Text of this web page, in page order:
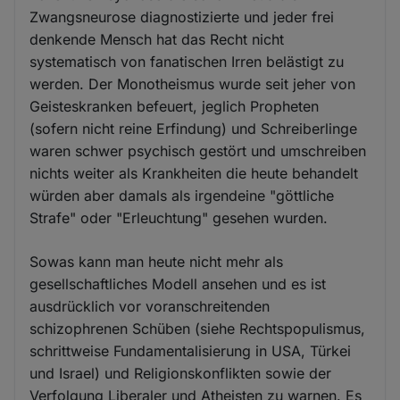
Zwangsneurose diagnostizierte und jeder frei
denkende Mensch hat das Recht nicht
systematisch von fanatischen Irren belästigt zu
werden. Der Monotheismus wurde seit jeher von
Geisteskranken befeuert, jeglich Propheten
(sofern nicht reine Erfindung) und Schreiberlinge
waren schwer psychisch gestört und umschreiben
nichts weiter als Krankheiten die heute behandelt
würden aber damals als irgendeine "göttliche
Strafe" oder "Erleuchtung" gesehen wurden.
Sowas kann man heute nicht mehr als
gesellschaftliches Modell ansehen und es ist
ausdrücklich vor voranschreitenden
schizophrenen Schüben (siehe Rechtspopulismus,
schrittweise Fundamentalisierung in USA, Türkei
und Israel) und Religionskonflikten sowie der
Verfolgung Liberaler und Atheisten zu warnen. Es